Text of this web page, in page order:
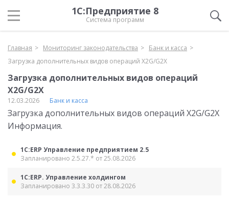
1С:Предприятие 8
Система программ
Главная Мониторинг законодательства
Банк и касса
Загрузка дополнительных видов операций X2G/G2X
Загрузка дополнительных видов операций
X2G/G2X
12.03.2026 Банк и касса
Загрузка дополнительных видов операций X2G/G2X
Информация.
1С:ERP Управление предприятием 2.5
Запланировано 2.5.27.* от 25.08.2026
1С:ERP. Управление холдингом
Запланировано 3.3.3.30 от 28.08.2026